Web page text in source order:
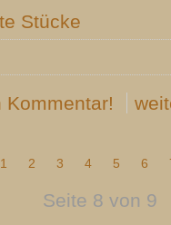
Stücke
Kommentar!
1 2 3 4 5 6
Seite 8 von 9